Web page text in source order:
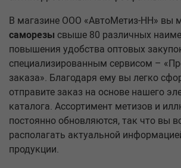
В магазине ООО «АвтоМетиз-НН» вы
саморезы свыше 80 различных
повышения удобства оптовых
специализированным сервисом –
заказа». Благодаря ему вы легко
отправите заказ на основе нашего
каталога. Ассортимент метизов и
постоянно обновляются, так что вы
располагать актуальной
продукции.